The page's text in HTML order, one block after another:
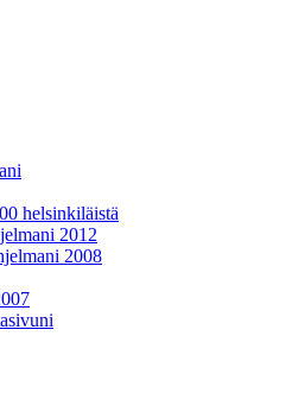
helsinkiläistä
2012
2008